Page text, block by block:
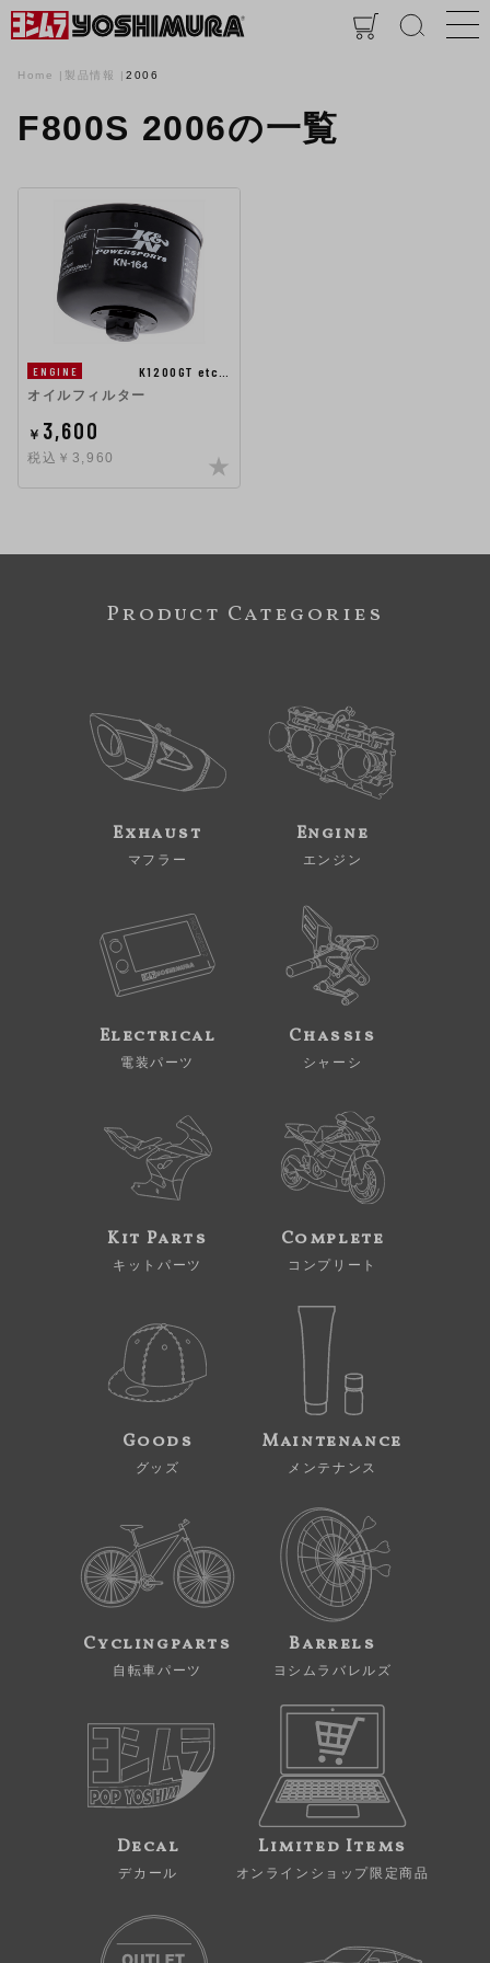
Home 製品情報 2006
F800S 2006の一覧
ENGINE
K1200GT etc…
オイルフィルター
￥ 3,600
税込￥3,960
Product Categories
Exhaust
マフラー
Engine
エンジン
Electrical
電装パーツ
Chassis
シャーシ
Kit Parts
キットパーツ
Complete
コンプリート
Goods
グッズ
Maintenance
メンテナンス
Cyclingparts
自転車パーツ
Barrels
ヨシムラバレルズ
Decal
デカール
Limited Items
オンラインショップ限定商品